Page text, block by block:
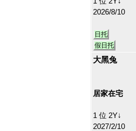
2026/8/10
日托
假日托
大黑兔
居家在宅
1 位 2Y↓
2027/2/10